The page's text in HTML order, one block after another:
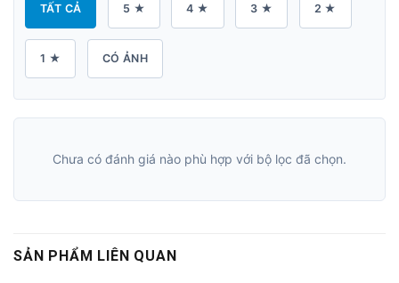
TẤT CẢ 5 ★ 4 ★ 3 ★ 2 ★
1 ★ CÓ ẢNH
Chưa có đánh giá nào phù hợp với bộ lọc đã chọn.
SẢN PHẨM LIÊN QUAN